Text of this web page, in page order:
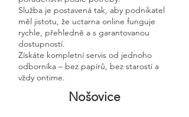
Služba je postavená tak, aby podnikatel
měl jistotu, že uctarna online funguje
rychle, přehledně a s garantovanou
dostupností.
Získáte kompletní servis od jednoho
odborníka – bez papírů, bez starostí a
vždy ontime.
Nošovice